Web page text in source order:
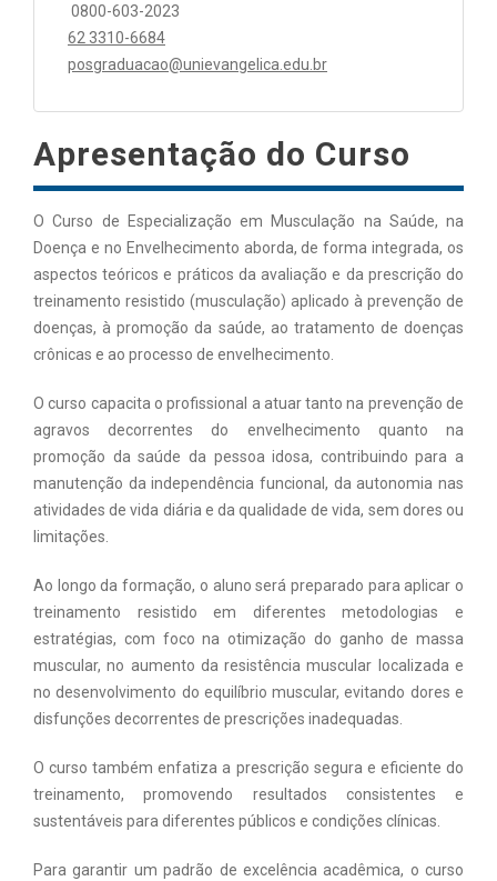
0800-603-2023
62 3310-6684
posgraduacao@unievangelica.edu.br
Apresentação do Curso
O Curso de Especialização em Musculação na Saúde, na
Doença e no Envelhecimento aborda, de forma integrada, os
aspectos teóricos e práticos da avaliação e da prescrição do
treinamento resistido (musculação) aplicado à prevenção de
doenças, à promoção da saúde, ao tratamento de doenças
crônicas e ao processo de envelhecimento.
O curso capacita o profissional a atuar tanto na prevenção de
agravos decorrentes do envelhecimento quanto na
promoção da saúde da pessoa idosa, contribuindo para a
manutenção da independência funcional, da autonomia nas
atividades de vida diária e da qualidade de vida, sem dores ou
limitações.
Ao longo da formação, o aluno será preparado para aplicar o
treinamento resistido em diferentes metodologias e
estratégias, com foco na otimização do ganho de massa
muscular, no aumento da resistência muscular localizada e
no desenvolvimento do equilíbrio muscular, evitando dores e
disfunções decorrentes de prescrições inadequadas.
O curso também enfatiza a prescrição segura e eficiente do
treinamento, promovendo resultados consistentes e
sustentáveis para diferentes públicos e condições clínicas.
Para garantir um padrão de excelência acadêmica, o curso